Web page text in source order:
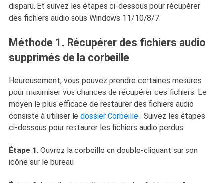
disparu. Et suivez les étapes ci-dessous pour récupérer
des fichiers audio sous Windows 11/10/8/7.
Méthode 1. Récupérer des fichiers audio
supprimés de la corbeille
Heureusement, vous pouvez prendre certaines mesures
pour maximiser vos chances de récupérer ces fichiers. Le
moyen le plus efficace de restaurer des fichiers audio
consiste à utiliser le dossier Corbeille. Suivez les étapes
ci-dessous pour restaurer les fichiers audio perdus.
Étape 1.Ouvrez la corbeille en double-cliquant sur son
icône sur le bureau.